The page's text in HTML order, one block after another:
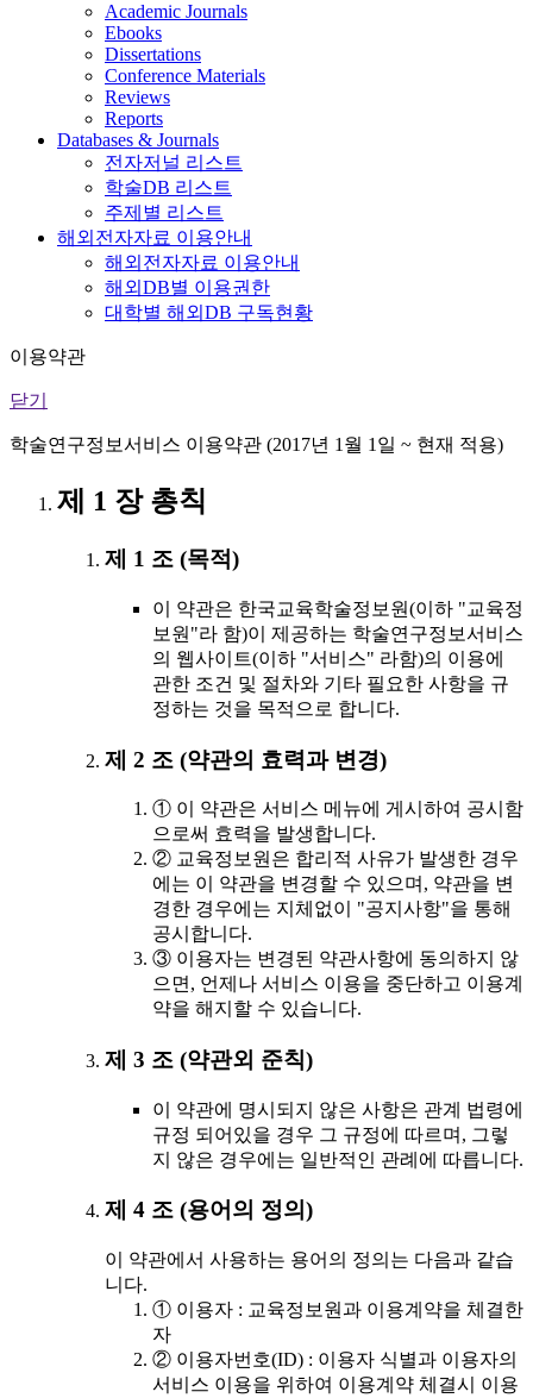
Academic Journals
Ebooks
Dissertations
Conference Materials
Reviews
Reports
Databases & Journals
전자저널 리스트
학술DB 리스트
주제별 리스트
해외전자자료 이용안내
해외전자자료 이용안내
해외DB별 이용권한
대학별 해외DB 구독현황
이용약관
닫기
학술연구정보서비스 이용약관 (2017년 1월 1일 ~ 현재 적용)
제 1 장 총칙
제 1 조 (목적)
이 약관은 한국교육학술정보원(이하 "교육정
보원"라 함)이 제공하는 학술연구정보서비스
의 웹사이트(이하 "서비스" 라함)의 이용에
관한 조건 및 절차와 기타 필요한 사항을 규
정하는 것을 목적으로 합니다.
제 2 조 (약관의 효력과 변경)
① 이 약관은 서비스 메뉴에 게시하여 공시함
으로써 효력을 발생합니다.
② 교육정보원은 합리적 사유가 발생한 경우
에는 이 약관을 변경할 수 있으며, 약관을 변
경한 경우에는 지체없이 "공지사항"을 통해
공시합니다.
③ 이용자는 변경된 약관사항에 동의하지 않
으면, 언제나 서비스 이용을 중단하고 이용계
약을 해지할 수 있습니다.
제 3 조 (약관외 준칙)
이 약관에 명시되지 않은 사항은 관계 법령에
규정 되어있을 경우 그 규정에 따르며, 그렇
지 않은 경우에는 일반적인 관례에 따릅니다.
제 4 조 (용어의 정의)
이 약관에서 사용하는 용어의 정의는 다음과 같습
니다.
① 이용자 : 교육정보원과 이용계약을 체결한
자
② 이용자번호(ID) : 이용자 식별과 이용자의
서비스 이용을 위하여 이용계약 체결시 이용